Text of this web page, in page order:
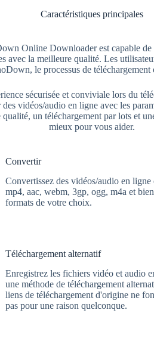
Caractéristiques principales
Online Downloader est capable
avec la meilleure qualité. Les
le processus de
sécurisée et conviviale lors du
vidéos/audio en ligne avec les
un téléchargement par lots et
mieux pour vous aider.
Convertir
Convertissez des vidéos/audio en ligne
mp4, aac, webm, 3gp, ogg, m4a et
formats de votre choix.
Téléchargement alternatif
Enregistrez les fichiers vidéo et audio
une méthode de téléchargement
liens de téléchargement d'origine ne
pas pour une raison quelconque.